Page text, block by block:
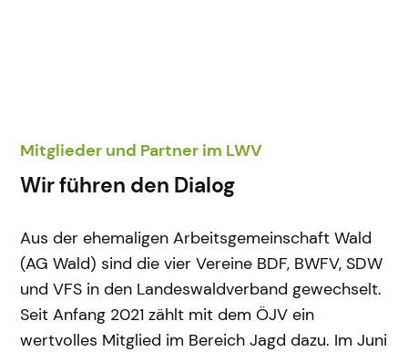
Mitglieder und Partner im LWV
Wir führen den Dialog
Aus der ehemaligen Arbeitsgemeinschaft Wald
(AG Wald) sind die vier Vereine BDF, BWFV, SDW
und VFS in den Landeswaldverband gewechselt.
Seit Anfang 2021 zählt mit dem ÖJV ein
wertvolles Mitglied im Bereich Jagd dazu. Im Juni